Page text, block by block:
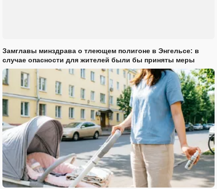
Замглавы минздрава о тлеющем полигоне в Энгельсе: в
случае опасности для жителей были бы приняты меры